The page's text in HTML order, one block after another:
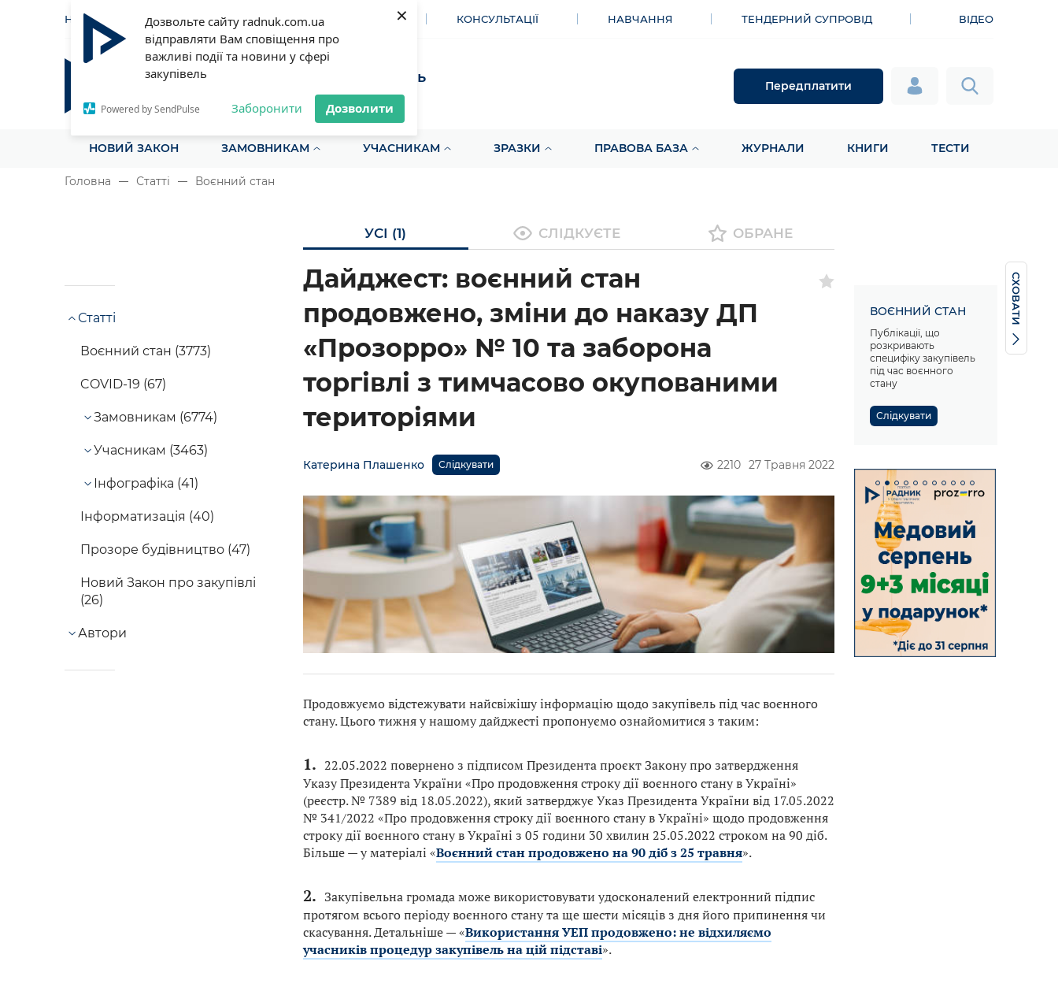
Дозвольте сайту radnuk.com.ua
відправляти Вам сповіщення про
важливі події та новини у сфері
закупівель
Powered by SendPulse Заборонити Дозволити
×
НОВИНИ СТАТТІ ІНСТРУМЕНТИ КОНСУЛЬТАЦІЇ НАВЧАННЯ ТЕНДЕРНИЙ СУПРОВІД ВІДЕО
Радник у сфері публічних закупівель
Все для закупівель на одному порталі
Передплатити
НОВИЙ ЗАКОН ЗАМОВНИКАМ УЧАСНИКАМ ЗРАЗКИ ПРАВОВА БАЗА ЖУРНАЛИ КНИГИ ТЕСТИ
Головна Статті Воєнний стан
УСІ (1) СЛІДКУЄТЕ ОБРАНЕ
Статті
Воєнний стан (3773)
COVID-19 (67)
Замовникам (6774)
Учасникам (3463)
Інфографіка (41)
Інформатизація (40)
Прозоре будівництво (47)
Новий Закон про закупівлі
(26)
Автори
Дайджест: воєнний стан
продовжено, зміни до наказу ДП
«Прозорро» № 10 та заборона
торгівлі з тимчасово окупованими
територіями
Катерина Плашенко Слідкувати 2210 27 Травня 2022
Продовжуємо відстежувати найсвіжішу інформацію щодо закупівель під час воєнного
стану. Цього тижня у нашому дайджесті пропонуємо ознайомитися з таким:
22.05.2022 повернено з підписом Президента проєкт Закону про затвердження
Указу Президента України «Про продовження строку дії воєнного стану в Україні»
(реєстр. № 7389 від 18.05.2022), який затверджує Указ Президента України від 17.05.2022
№ 341/2022 «Про продовження строку дії воєнного стану в Україні» щодо продовження
строку дії воєнного стану в Україні з 05 години 30 хвилин 25.05.2022 строком на 90 діб.
Більше — у матеріалі «Воєнний стан продовжено на 90 діб з 25 травня».
Закупівельна громада може використовувати удосконалений електронний підпис
протягом всього періоду воєнного стану та ще шести місяців з дня його припинення чи
скасування. Детальніше — «Використання УЕП продовжено: не відхиляємо
учасників процедур закупівель на цій підставі».
ВОЄННИЙ СТАН
Публікації, що
розкривають
специфіку закупівель
під час воєнного
стану
Слідкувати
СХОВАТИ